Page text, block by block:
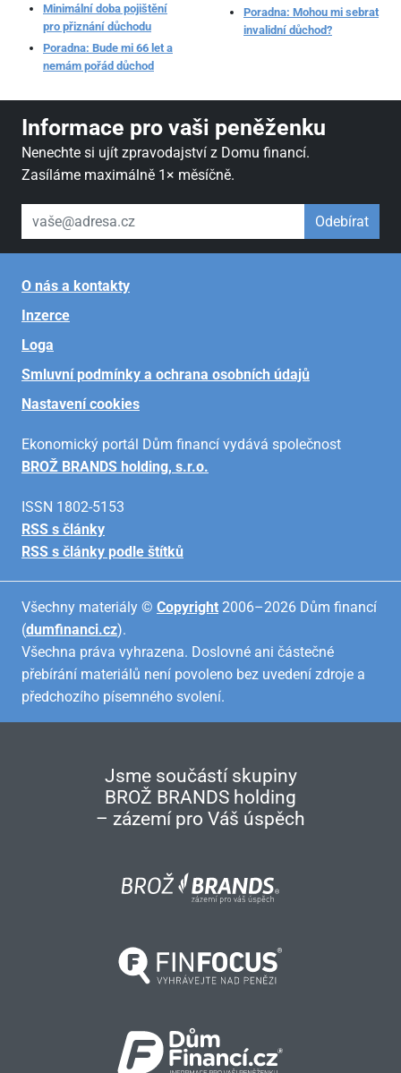
Minimální doba pojištění
pro přiznání důchodu
Poradna: Bude mi 66 let a
nemám pořád důchod
Poradna: Mohou mi sebrat
invalidní důchod?
Informace pro vaši peněženku
Nenechte si ujít zpravodajství z Domu financí.
Zasíláme maximálně 1× měsíčně.
váš email Odebírat
O nás a kontakty
Inzerce
Loga
Smluvní podmínky a ochrana osobních údajů
Nastavení cookies
Ekonomický portál Dům financí vydává společnost
BROŽ BRANDS holding, s.r.o.
ISSN 1802-5153
RSS s články
RSS s články podle štítků
Všechny materiály © Copyright 2006–2026 Dům financí
(dumfinanci.cz).
Všechna práva vyhrazena. Doslovné ani částečné
přebírání materiálů není povoleno bez uvedení zdroje a
předchozího písemného svolení.
Jsme součástí skupiny
BROŽ BRANDS holding
– zázemí pro Váš úspěch